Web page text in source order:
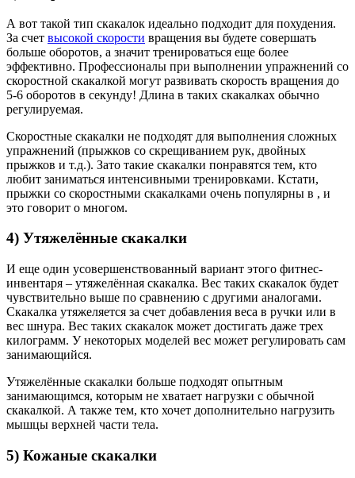
А вот такой тип скакалок идеально подходит для похудения.
За счет высокой скорости вращения вы будете совершать
больше оборотов, а значит тренироваться еще более
эффективно. Профессионалы при выполнении упражнений со
скоростной скакалкой могут развивать скорость вращения до
5-6 оборотов в секунду! Длина в таких скакалках обычно
регулируемая.
Скоростные скакалки не подходят для выполнения сложных
упражнений (прыжков со скрещиванием рук, двойных
прыжков и т.д.). Зато такие скакалки понравятся тем, кто
любит заниматься интенсивными тренировками. Кстати,
прыжки со скоростными скакалками очень популярны в , и
это говорит о многом.
4) Утяжелённые скакалки
И еще один усовершенствованный вариант этого фитнес-
инвентаря – утяжелённая скакалка. Вес таких скакалок будет
чувствительно выше по сравнению с другими аналогами.
Скакалка утяжеляется за счет добавления веса в ручки или в
вес шнура. Вес таких скакалок может достигать даже трех
килограмм. У некоторых моделей вес может регулировать сам
занимающийся.
Утяжелённые скакалки больше подходят опытным
занимающимся, которым не хватает нагрузки с обычной
скакалкой. А также тем, кто хочет дополнительно нагрузить
мышцы верхней части тела.
5) Кожаные скакалки